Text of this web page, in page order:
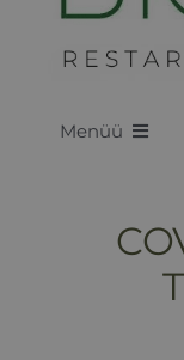
Menüü
KUURID &